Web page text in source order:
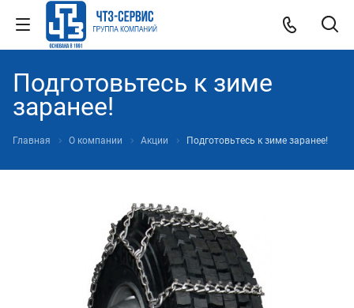
Подготовьтесь к зиме
заранее!
Главная О компании Акции Подготовьтесь к зиме заранее!